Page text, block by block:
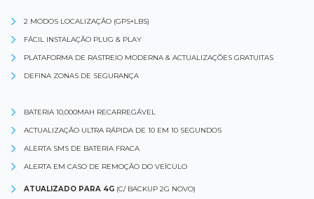
2 MODOS LOCALIZAÇÃO (GPS+LBS)
FÁCIL INSTALAÇÃO PLUG & PLAY
PLATAFORMA DE RASTREIO MODERNA & ACTUALIZAÇÕES GRATUITAS
DEFINA ZONAS DE SEGURANÇA
BATERIA 10,000MAH RECARREGÁVEL
ACTUALIZAÇÃO ULTRA RÁPIDA DE 10 EM 10 SEGUNDOS
ALERTA SMS DE BATERIA FRACA
ALERTA EM CASO DE REMOÇÃO DO VEÍCULO
ATUALIZADO PARA 4G (C/ BACKUP 2G NOVO)